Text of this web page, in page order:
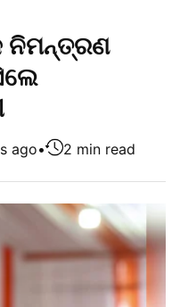
ନିମନ୍ତ୍ରଣ
ago• 2 min read